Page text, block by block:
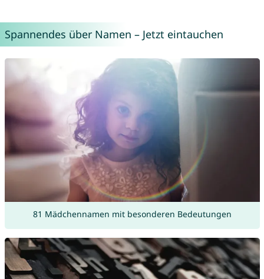
Spannendes über Namen – Jetzt eintauchen
81 Mädchennamen mit besonderen Bedeutungen